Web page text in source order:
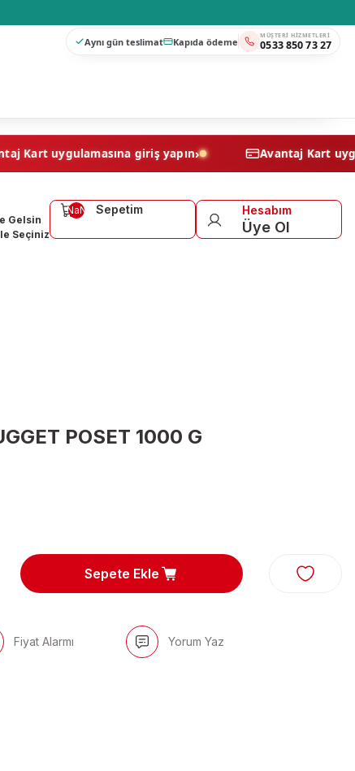
Aynı gün teslimat Kapıda ödeme MÜŞTERI HIZMETLERI
0533 850 73 27
Avantaj Kart uygulamasına giriş yapın Avantaj
Gelsin
Seçiniz
Sepetim
NaN Hesabım
Üye Ol
POSET 1000 G
Sepete Ekle
Fiyat Alarmı Yorum Yaz